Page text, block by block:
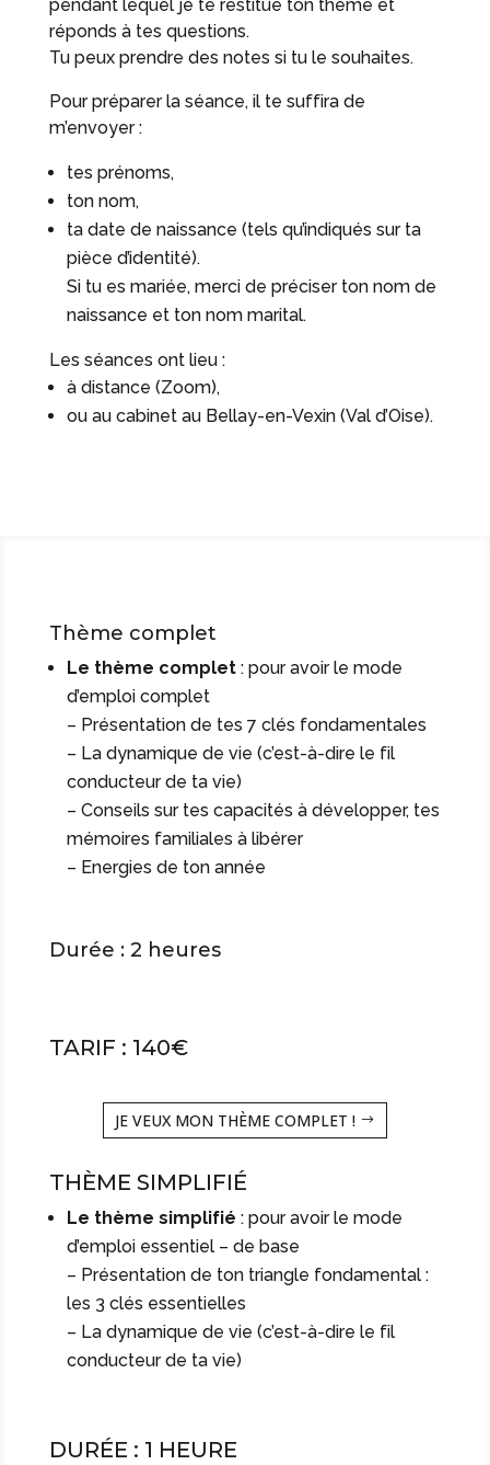
pendant lequel je te restitue ton thème et
réponds à tes questions.
Tu peux prendre des notes si tu le souhaites.
Pour préparer la séance, il te suffira de
m’envoyer :
tes prénoms,
ton nom,
ta date de naissance (tels qu’indiqués sur ta
pièce d’identité).
Si tu es mariée, merci de préciser ton nom de
naissance et ton nom marital.
Les séances ont lieu :
à distance (Zoom),
ou au cabinet au Bellay-en-Vexin (Val d’Oise).
Thème complet
Le thème complet: pour avoir le mode
d’emploi complet
– Présentation de tes 7 clés fondamentales
– La dynamique de vie (c’est-à-dire le fil
conducteur de ta vie)
– Conseils sur tes capacités à développer, tes
mémoires familiales à libérer
– Energies de ton année
Durée : 2 heures
TARIF : 140€
JE VEUX MON THÈME COMPLET !
THÈME SIMPLIFIÉ
Le thème simplifié : pour avoir le mode
d’emploi essentiel – de base
– Présentation de ton triangle fondamental :
les 3 clés essentielles
– La dynamique de vie (c’est-à-dire le fil
conducteur de ta vie)
DURÉE : 1 HEURE